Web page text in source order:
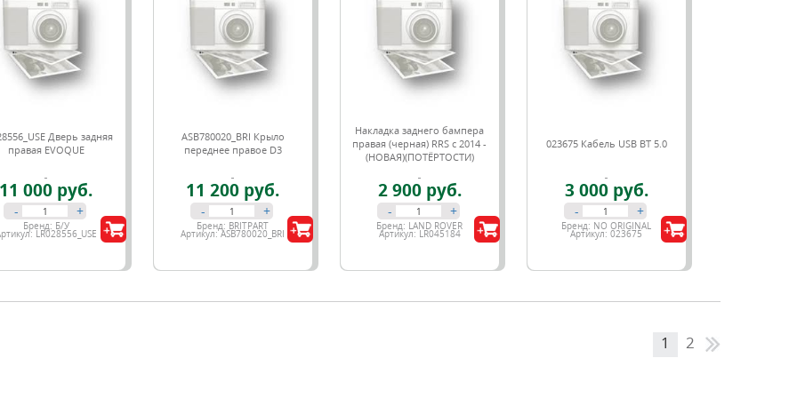
Дверь задняя
правая EVOQUE
11 000 руб.
- +
Бренд: Б/У
LR028556_USE
ASB780020_BRI Крыло
переднее правое D3
11 200 руб.
- +
Бренд: BRITPART
Артикул:ASB780020_BRI
Накладка заднего бампера
правая (черная) RRS c 2014 -
(НОВАЯ)(ПОТЁРТОСТИ)
2 900 руб.
- +
Бренд: LAND ROVER
Артикул: LR045184
023675 Кабель USB BT 5.0
3 000 руб.
- +
Бренд: NO ORIGINAL
Артикул: 023675
1 2